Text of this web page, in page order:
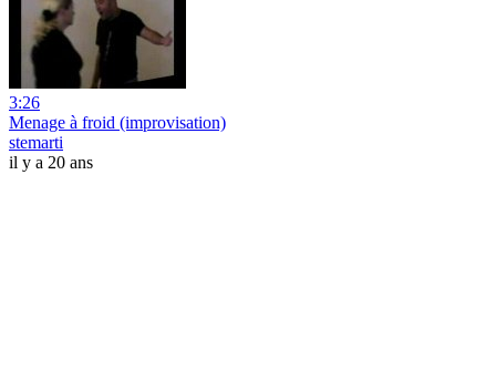
3:26
Menage à froid (improvisation)
stemarti
il y a 20 ans